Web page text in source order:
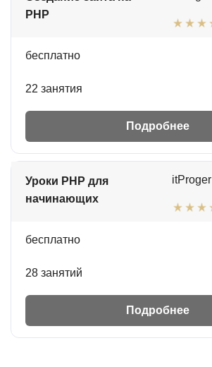
PHP
бесплатно
22 занятия
Подробнее
Уроки PHP для
начинающих
itProger
бесплатно
28 занятий
Подробнее